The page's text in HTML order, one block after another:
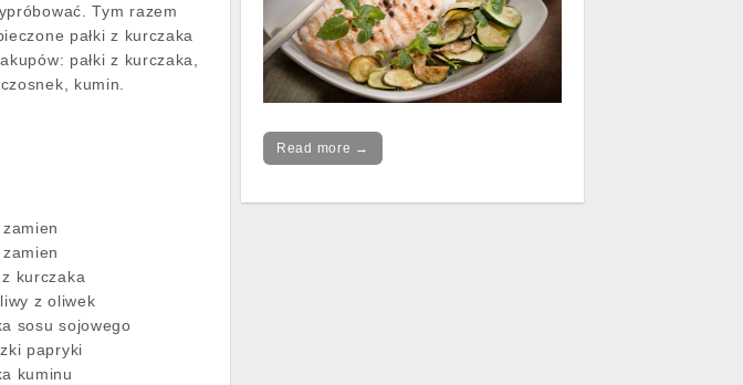
Read more →
Tym razem
pałki z kurczaka
pałki z kurczaka,
kumin.
z kurczaka
z oliwek
sosu sojowego
papryki
kuminu